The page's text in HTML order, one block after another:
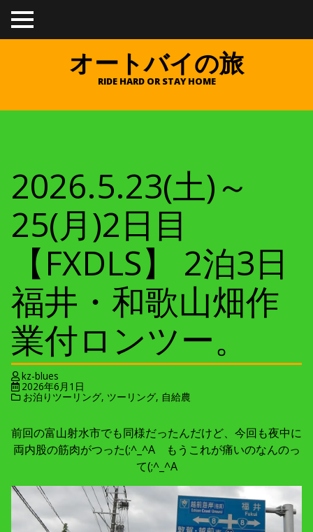
TO
GGL
オートバイの旅
RIDE HARD OR STAY HOME
2026.5.23(土)～
25(月)2日目
【FXDLS】 2泊3日
福井・和歌山畑作
業付ロンツー。
kz-blues
2026年6月1日
お泊りツーリング, ツーリング, 自給農
前回の富山射水市でも同様だったんだけど、今回も夜中に
両内股の筋肉がつった(;^_^A もうこれが痛いのなんのっ
て(;^_^A